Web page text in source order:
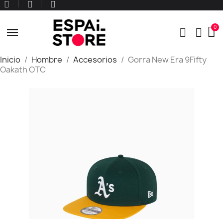
Inicio Hombre Accesorios
Gorra New Era 9Fifty
Oakath OTC